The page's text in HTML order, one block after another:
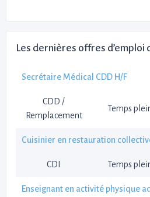
Les dernières offres
Secrétaire Médical CDD H/F
CDD /
Remplacement
Temps
Cuisinier en restauration
CDI Temps
Enseignant en activité physique